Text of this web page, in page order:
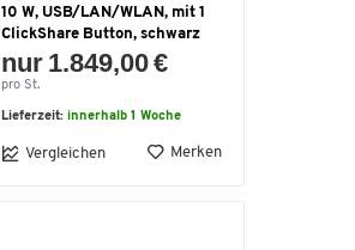
10 W, USB/LAN/WLAN, mit 1
ClickShare Button, schwarz
nur 1.849,00 €
pro St.
Lieferzeit: innerhalb 1 Woche
Vergleichen Merken